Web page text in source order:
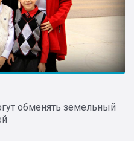
обменять земельный